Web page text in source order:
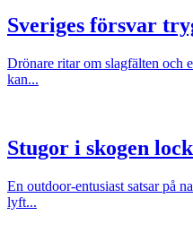
Sveriges försvar
Drönare ritar om slagfälten och
kan...
Stugor i skogen
En outdoor-entusiast satsar på
lyft...